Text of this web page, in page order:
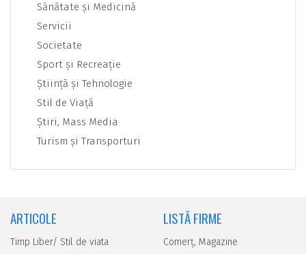
Sănătate şi Medicină
Servicii
Societate
Sport şi Recreaţie
Ştiinţă şi Tehnologie
Stil de Viaţă
Ştiri, Mass Media
Turism şi Transporturi
ARTICOLE
Timp Liber/ Stil de viata
LISTĂ FIRME
Comerţ, Magazine